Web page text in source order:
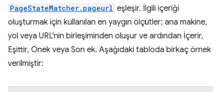
PageStateMatcher.pageurl eşleşir. İlgili içeriği
oluşturmak için kullanılan en yaygın ölçütler; ana makine,
yol veya URL'nin birleşiminden oluşur ve ardından İçerir,
Eşittir, Önek veya Son ek. Aşağıdaki tabloda birkaç örnek
verilmiştir: